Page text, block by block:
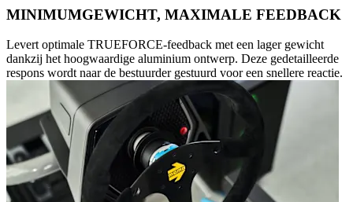
MINIMUMGEWICHT, MAXIMALE FEEDBACK
Levert optimale TRUEFORCE-feedback met een lager gewicht
dankzij het hoogwaardige aluminium ontwerp. Deze gedetailleerde
respons wordt naar de bestuurder gestuurd voor een snellere reactie.